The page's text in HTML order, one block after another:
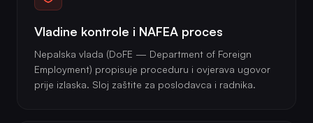
Vladine kontrole i NAFEA proces
Nepalska vlada (DoFE — Department of Foreign
Employment) propisuje proceduru i ovjerava ugovor
prije izlaska. Sloj zaštite za poslodavca i radnika.